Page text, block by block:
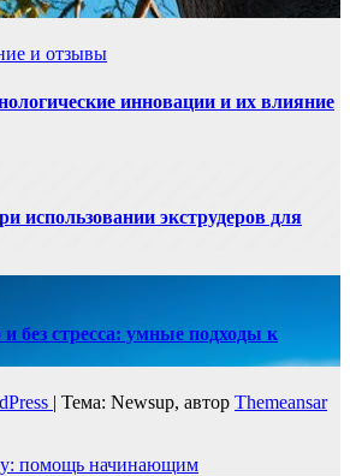
и отзывы
инновации и их влияние
использовании экструдеров для
без стресса: умные подходы к
| Тема: Newsup, автор Themeansar
помощь начинающим